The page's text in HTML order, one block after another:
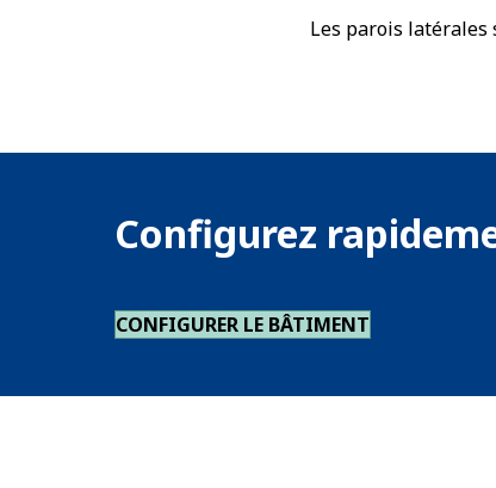
Les parois latérales
Configurez
CONFIGURER LE BÂTIMENT